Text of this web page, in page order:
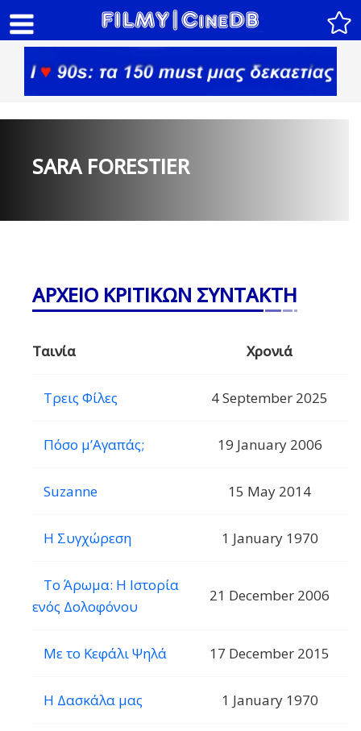
SARA FORESTIER
ΑΡΧΕΙΟ ΚΡΙΤΙΚΩΝ ΣΥΝΤΑΚΤΗ
Ταινία Χρονιά
Τρεις Φίλες 4 September 2025
Πόσο μ’Αγαπάς; 19 January 2006
Suzanne 15 May 2014
Η Συγχώρεση 1 January 1970
Το Άρωμα: Η Ιστορία
ενός Δολοφόνου
21 December 2006
Με το Κεφάλι Ψηλά 17 December 2015
Η Δασκάλα μας 1 January 1970